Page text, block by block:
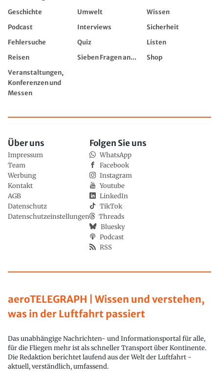
Geschichte Umwelt
Wissen
Podcast
Interviews
Sicherheit
Fehlersuche
Quiz
Listen
Reisen
Sieben Fragen an...
Shop
Veranstaltungen,
Konferenzen und
Messen
aeroTELEGRAPH | Wissen und verstehen,
was in der Luftfahrt passiert
Das unabhängige Nachrichten- und Informationsportal für alle,
für die Fliegen mehr ist als schneller Transport über Kontinente.
Die Redaktion berichtet laufend aus der Welt der Luftfahrt -
aktuell, verständlich, umfassend.
Über uns
Impressum
Team
Werbung
Kontakt
AGB
Datenschutz
Datenschutzeinstellungen
Folgen Sie uns
WhatsApp
Facebook
Instagram
Youtube
LinkedIn
TikTok
Threads
Bluesky
Podcast
RSS